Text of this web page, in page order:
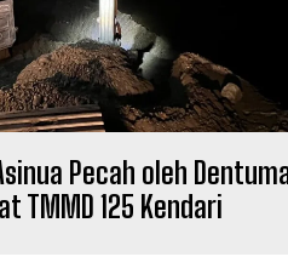
Pecah oleh
TMMD 125 Kendari